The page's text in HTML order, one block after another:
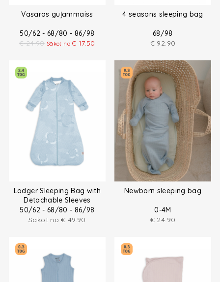
Vasaras guļammaiss
50/62 - 68/80 - 86/98
€ 24.90 Sākot no€ 17.50
4 seasons sleeping bag
68/98
€ 92.90
Lodger Sleeping Bag with
Detachable Sleeves
50/62 - 68/80 - 86/98
Sākot no€ 49.90
Newborn sleeping bag
0-4M
€ 24.90